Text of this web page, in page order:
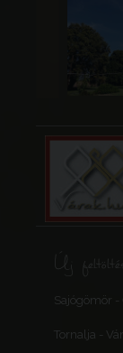
Új
Sajógömör
Tornalja - Vár